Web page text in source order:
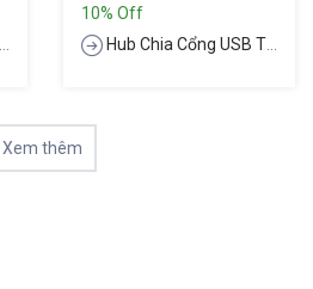
10% Off
Hub Chia Cổng USB Type-C
Xem thêm